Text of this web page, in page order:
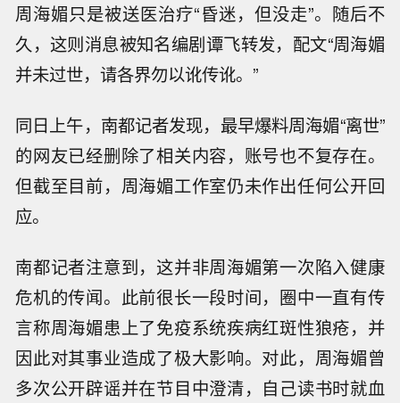
周海媚只是被送医治疗“昏迷，但没走”。随后不
久，这则消息被知名编剧谭飞转发，配文“周海媚
并未过世，请各界勿以讹传讹。”
同日上午，南都记者发现，最早爆料周海媚“离世”
的网友已经删除了相关内容，账号也不复存在。
但截至目前，周海媚工作室仍未作出任何公开回
应。
南都记者注意到，这并非周海媚第一次陷入健康
危机的传闻。此前很长一段时间，圈中一直有传
言称周海媚患上了免疫系统疾病红斑性狼疮，并
因此对其事业造成了极大影响。对此，周海媚曾
多次公开辟谣并在节目中澄清，自己读书时就血